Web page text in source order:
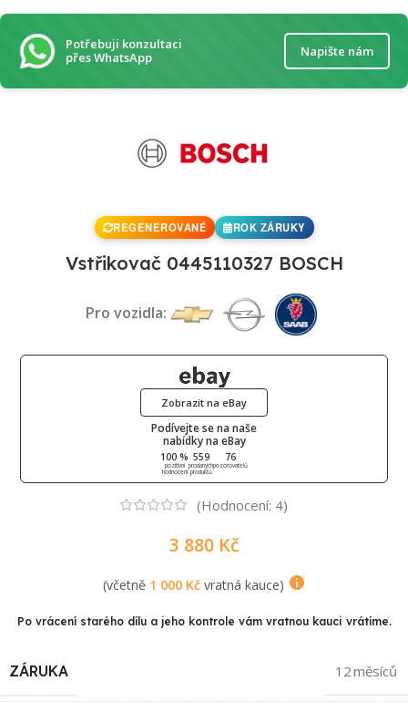
Potřebuji konzultaci
přes WhatsApp
Napište nám
REGENEROVANÉ ROK ZÁRUKY
Vstřikovač 0445110327 BOSCH
Pro vozidla:
Podívejte se na naše
nabídky na eBay
100 %
pozitivní
hodnocení
559
prodaných
produktů
76
pozorovatelů
Zobrazit na eBay
(Hodnocení: 4)
3 880 Kč
(včetně 1 000 Kčvratná kauce)
Po vrácení starého dílu a jeho kontrole vám vratnou kauci vrátíme.
ZÁRUKA 12 měsíců